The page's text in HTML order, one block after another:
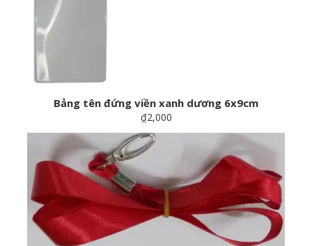
Bảng tên đứng viền xanh dương 6x9cm
₫2,000